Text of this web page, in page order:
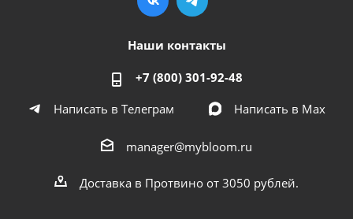
Наши контакты
+7 (800) 301-92-48
Написать в Телеграм
Написать в Мах
manager@mybloom.ru
Доставка в Протвино от 3050 рублей.